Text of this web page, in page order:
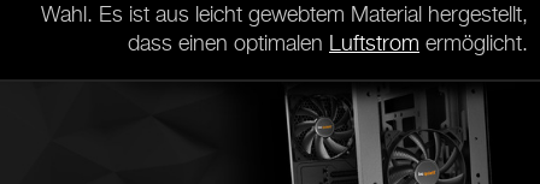
Wahl. Es ist aus leicht gewebtem Material hergestellt,
dass einen optimalen Luftstrom ermöglicht.